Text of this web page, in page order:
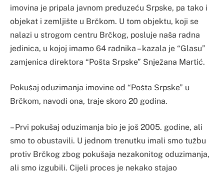
imovina je pripala javnom preduzeću Srpske, pa tako i
objekat i zemljište u Brčkom. U tom objektu, koji se
nalazi u strogom centru Brčkog, posluje naša radna
jedinica, u kojoj imamo 64 radnika – kazala je “Glasu”
zamjenica direktora “Pošta Srpske” Snježana Martić.
Pokušaj oduzimanja imovine od “Pošta Srpske” u
Brčkom, navodi ona, traje skoro 20 godina.
– Prvi pokušaj oduzimanja bio je još 2005. godine, ali
smo to obustavili. U jednom trenutku imali smo tužbu
protiv Brčkog zbog pokušaja nezakonitog oduzimanja,
ali smo izgubili. Cijeli proces je nekako stajao